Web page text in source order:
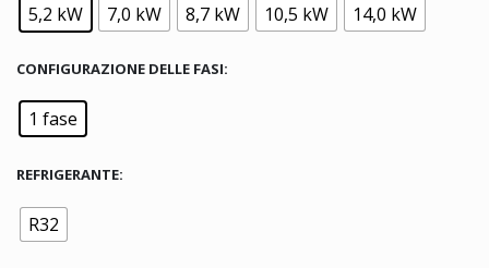
5,2 kW 7,0 kW 8,7 kW 10,5 kW 14,0 kW
CONFIGURAZIONE DELLE FASI
1 fase
REFRIGERANTE
R32